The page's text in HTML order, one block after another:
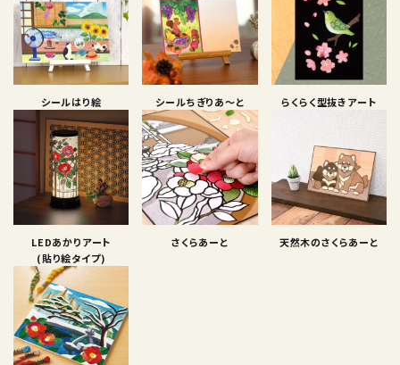
シールはり絵 シールちぎりあ〜と らくらく型抜きアート
LEDあかりアート
(貼り絵タイプ)
さくらあーと 天然木のさくらあーと